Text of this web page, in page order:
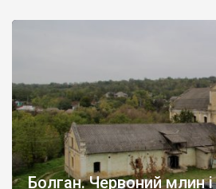
Болган. Червоний млин